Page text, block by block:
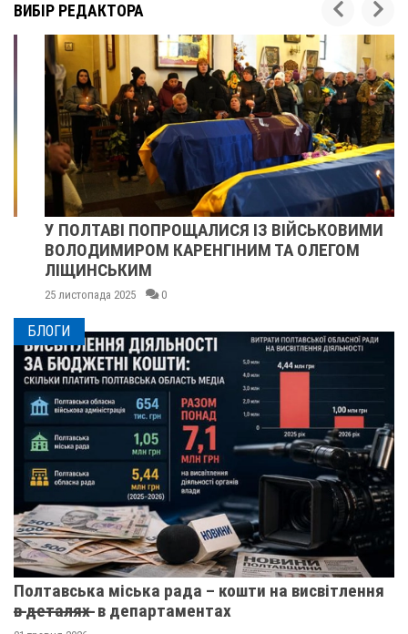
ВИБІР РЕДАКТОРА
У ПОЛТАВІ ПОПРОЩАЛИСЯ ІЗ ВІЙСЬКОВИМИ
ВОЛОДИМИРОМ КАРЕНГІНИМ ТА ОЛЕГОМ
ЛІЩИНСЬКИМ
25 листопада 2025 0
БЛОГИ
Полтавська міська рада – кошти на висвітлення
в̶ ̶д̶е̶т̶а̶л̶я̶х̶ ̶ в департаментах